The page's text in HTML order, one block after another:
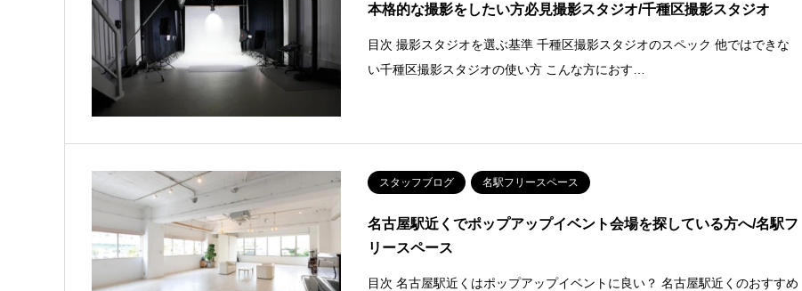
本格的な撮影をしたい方必見撮影スタジオ/千種区撮影スタジオ
目次 撮影スタジオを選ぶ基準 千種区撮影スタジオのスペック 他ではできな
い千種区撮影スタジオの使い方 こんな方におす…
スタッフブログ 名駅フリースペース
名古屋駅近くでポップアップイベント会場を探している方へ/名駅フ
リースペース
目次 名古屋駅近くはポップアップイベントに良い？ 名古屋駅近くのおすすめ